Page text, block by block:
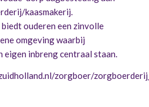
kaasmakerij.
ouderen een zinvolle
omgeving waarbij
eigen inbreng centraal staan.
zorgboer/